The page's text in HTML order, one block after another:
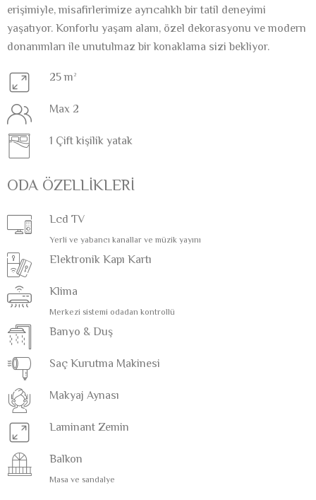
erişimiyle, misafirlerimize ayrıcalıklı bir tatil deneyimi
yaşatıyor. Konforlu yaşam alanı, özel dekorasyonu ve modern
donanımları ile unutulmaz bir konaklama sizi bekliyor.
25 m²
Max 2
1 Çift kişilik yatak
ODA ÖZELLİKLERİ
Lcd TV
Yerli ve yabancı kanallar ve müzik yayını
Elektronik Kapı Kartı
Klima
Merkezi sistemi odadan kontrollü
Banyo & Duş
Saç Kurutma Makinesi
Makyaj Aynası
Laminant Zemin
Balkon
Masa ve sandalye